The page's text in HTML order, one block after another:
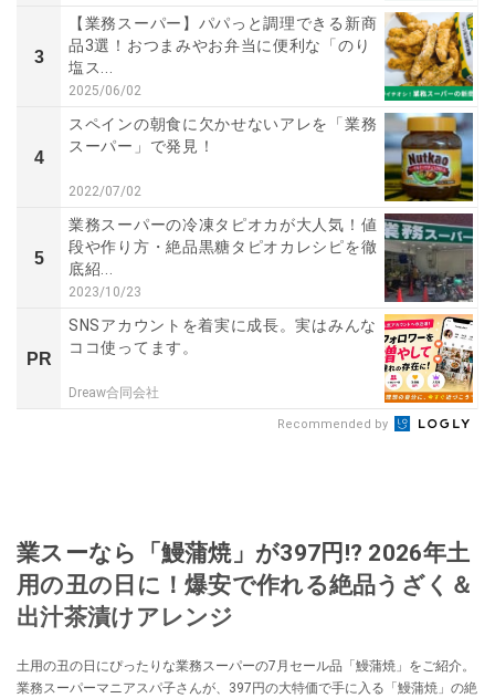
3
【業務スーパー】パパっと調理できる新商
品3選！おつまみやお弁当に便利な「のり
塩ス...
2025/06/02
4
スペインの朝食に欠かせないアレを「業務
スーパー」で発見！
2022/07/02
5
業務スーパーの冷凍タピオカが大人気！値
段や作り方・絶品黒糖タピオカレシピを徹
底紹...
2023/10/23
PR
SNSアカウントを着実に成長。実はみんな
ココ使ってます。
Dreaw合同会社
Recommended by
業スーなら「鰻蒲焼」が397円!? 2026年土
用の丑の日に！爆安で作れる絶品うざく＆
出汁茶漬けアレンジ
土用の丑の日にぴったりな業務スーパーの7月セール品「鰻蒲焼」をご紹介。
業務スーパーマニアスパ子さんが、397円の大特価で手に入る「鰻蒲焼」の絶